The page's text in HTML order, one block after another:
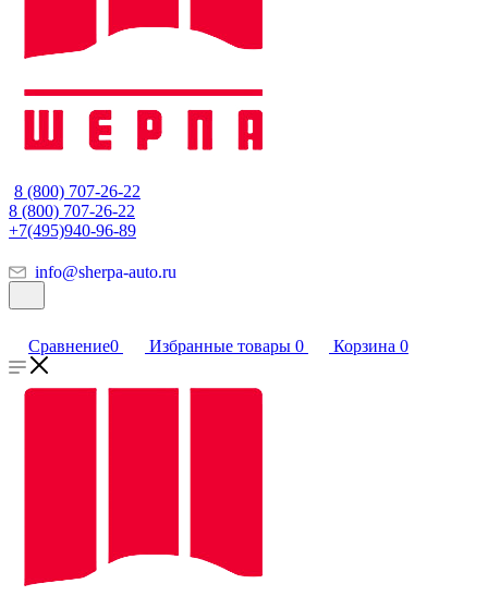
8 (800) 707-26-22
8 (800) 707-26-22
+7(495)940-96-89
info@sherpa-auto.ru
Сравнение0 Избранные товары 0 Корзина 0